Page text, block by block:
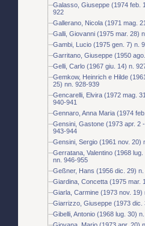
Galasso, Giuseppe (1974 feb.
922
Gallerano, Nicola (1971 mag.
Galli, Giovanni (1975 mar. 28)
Gambi, Lucio (1975 gen. 7) n.
Garritano, Giuseppe (1950
Gelli, Carlo (1967 giu. 14) n.
Gemkow, Heinrich e Hilde
25) nn. 928-939
Gencarelli, Elvira (1972 mag.
940-941
Gennaro, Anna Maria (1974
Gensini, Gastone (1973 apr. 2
943-944
Gensini, Sergio (1961 nov. 20)
Gerratana, Valentino (1968
nn. 946-955
Geßner, Hans (1956 dic. 29) n.
Giardina, Concetta (1975 mar.
Giarla, Carmine (1973 nov. 19)
Giarrizzo, Giuseppe (1973 dic.
Gibelli, Antonio (1968 lug. 30)
Giovana, Mario (1973 apr. 20)